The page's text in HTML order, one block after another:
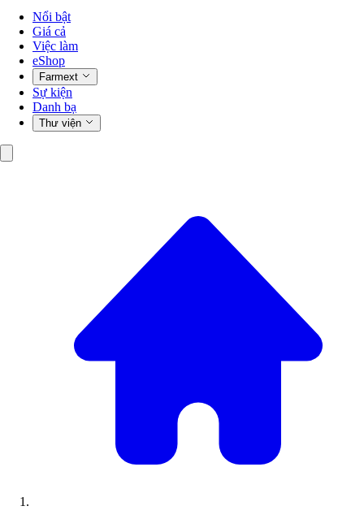
Nổi bật
Giá cả
Việc làm
eShop
Farmext
Sự kiện
Danh bạ
Thư viện